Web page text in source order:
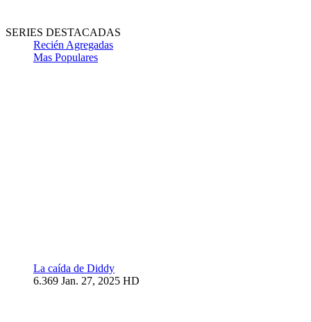
SERIES DESTACADAS
Recién Agregadas
Mas Populares
La caída de Diddy
6.369 Jan. 27, 2025 HD